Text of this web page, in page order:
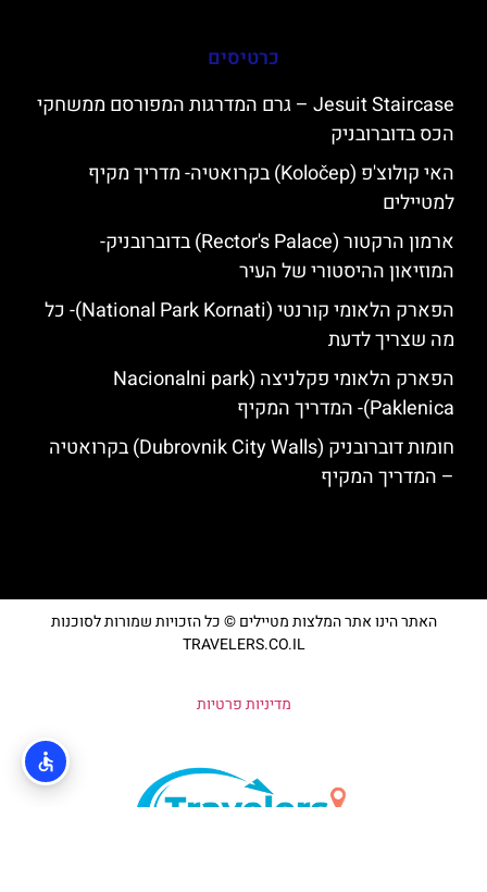
כרטיסים
Jesuit Staircase – גרם המדרגות המפורסם ממשחקי
הכס בדוברובניק
האי קולוצ'פ (Koločep) בקרואטיה- מדריך מקיף
למטיילים
ארמון הרקטור (Rector's Palace) בדוברובניק-
המוזיאון ההיסטורי של העיר
הפארק הלאומי קורנטי (National Park Kornati)- כל
מה שצריך לדעת
הפארק הלאומי פקלניצה (Nacionalni park
Paklenica)- המדריך המקיף
חומות דוברובניק (Dubrovnik City Walls) בקרואטיה
– המדריך המקיף
האתר הינו אתר המלצות מטיילים © כל הזכויות שמורות לסוכנות
TRAVELERS.CO.IL
מדיניות פרטיות